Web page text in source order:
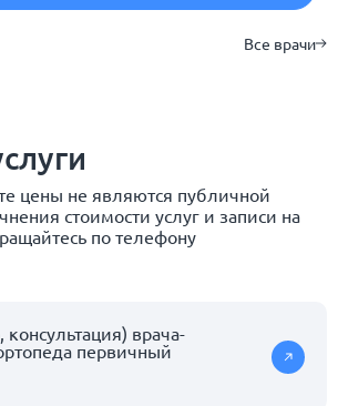
Все врачи
цены не являются публичной
стоимости услуг и записи на
по телефону
врача-
первичный